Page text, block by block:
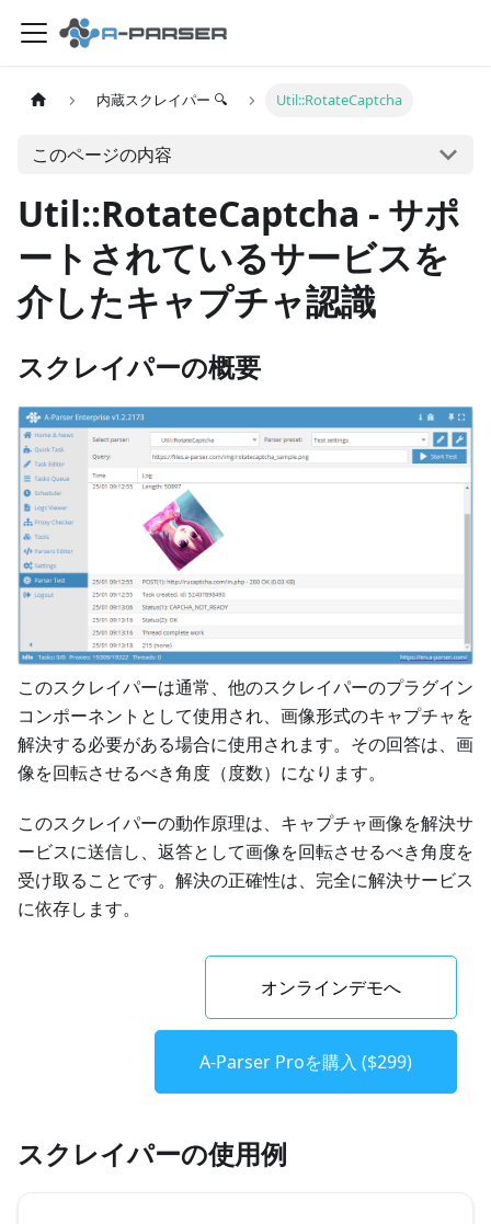
内蔵スクレイパー 🔍 Util::RotateCaptcha
このページの内容
Util::RotateCaptcha - サポ
ートされているサービスを
介したキャプチャ認識
スクレイパーの概要
このスクレイパーは通常、他のスクレイパーのプラグイン
コンポーネントとして使用され、画像形式のキャプチャを
解決する必要がある場合に使用されます。その回答は、画
像を回転させるべき角度（度数）になります。
このスクレイパーの動作原理は、キャプチャ画像を解決サ
ービスに送信し、返答として画像を回転させるべき角度を
受け取ることです。解決の正確性は、完全に解決サービス
に依存します。
オンラインデモへ
A-Parser Proを購入 ($299)
スクレイパーの使用例